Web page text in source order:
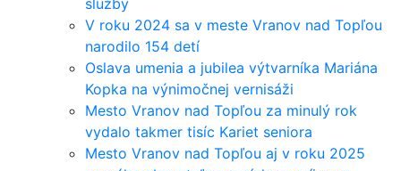
služby
V roku 2024 sa v meste Vranov nad Topľou
narodilo 154 detí
Oslava umenia a jubilea výtvarníka Mariána
Kopka na výnimočnej vernisáži
Mesto Vranov nad Topľou za minulý rok
vydalo takmer tisíc Kariet seniora
Mesto Vranov nad Topľou aj v roku 2025